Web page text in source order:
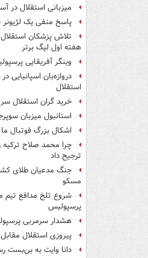
میزبانی استقلال در
پاسخ منفی یک
تلاش پزشکان
هفته اول لیگ برتر
وینگر آفریقایی
دروازه‌بان
استقلال
خرید گران استقلال سر
استانبول میزبان
اشکال بزرگ فوتبال
چرا محمد صلاح ترکیه
ترجیح داد
جنگ مدعیان طلای
مسکو
شروع تلخ مدافع تیم
پرسپولیس
هشدار سرمربی
پیروزی استقلال
دانا وایت به بن‌بست